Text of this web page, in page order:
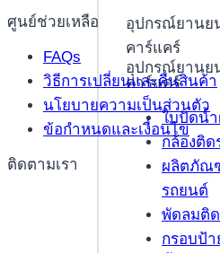
อุปกรณ์ยานย
คาร์แคร์
อุปกรณ์ยานย
คาร์แคร์
ใบปัดน้
กล้องติด
ผลิตภัณ
รถยนต์
พัดลมติ
กรอบป้า
ศูนย์ช่วยเหลือ
FAQs
วิธีการเปลี่ยนและคืนสินค้า
นโยบายความเป็นส่วนตัว
ข้อกำหนดและเงื่อนไข
ติดตามเรา